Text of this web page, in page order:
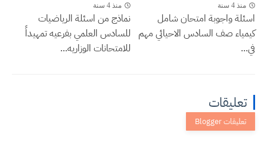
منذ 4 سنة
اسئلة واجوبة امتحان شامل
كيمياء صف السادس الاحيائي مهم
في...
منذ 4 سنة
نماذج من اسئلة الرياضيات
للسادس العلمي بفرعيه تمهيداً
للامتحانات الوزاريه...
تعليقات